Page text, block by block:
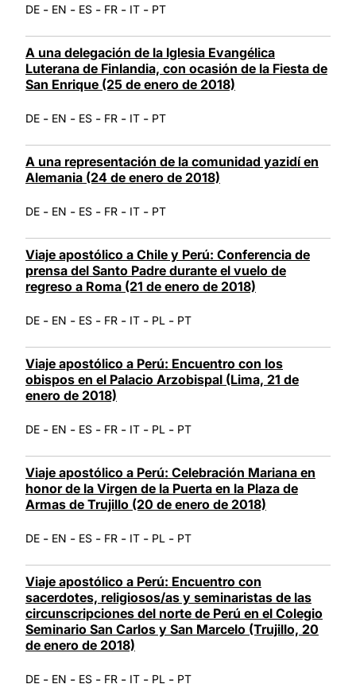
DE - EN - ES - FR - IT - PT
A una delegación de la Iglesia Evangélica
Luterana de Finlandia, con ocasión de la Fiesta de
San Enrique (25 de enero de 2018)
DE - EN - ES - FR - IT - PT
A una representación de la comunidad yazidí en
Alemania (24 de enero de 2018)
DE - EN - ES - FR - IT - PT
Viaje apostólico a Chile y Perú: Conferencia de
prensa del Santo Padre durante el vuelo de
regreso a Roma (21 de enero de 2018)
DE - EN - ES - FR - IT - PL - PT
Viaje apostólico a Perú: Encuentro con los
obispos en el Palacio Arzobispal (Lima, 21 de
enero de 2018)
DE - EN - ES - FR - IT - PL - PT
Viaje apostólico a Perú: Celebración Mariana en
honor de la Virgen de la Puerta en la Plaza de
Armas de Trujillo (20 de enero de 2018)
DE - EN - ES - FR - IT - PL - PT
Viaje apostólico a Perú: Encuentro con
sacerdotes, religiosos/as y seminaristas de las
circunscripciones del norte de Perú en el Colegio
Seminario San Carlos y San Marcelo (Trujillo, 20
de enero de 2018)
DE - EN - ES - FR - IT - PL - PT